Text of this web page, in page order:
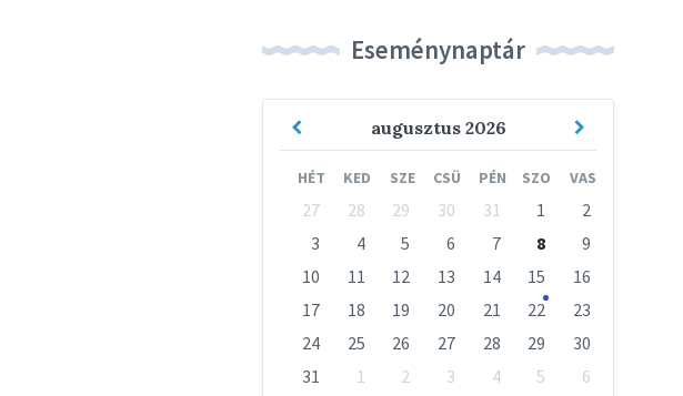
Eseménynaptár
augusztus 2026
Previous
Next
HÉT KED SZE CSÜ PÉN SZO VAS
Skip
calendar
days
27 28 29 30 31 1
2
3
4 5 6 7 8
9
10
11 12 13 14 15
16
17
18 19 20 21 22
23
24
25 26 27 28 29
30
31
1 2 3 4 5
6